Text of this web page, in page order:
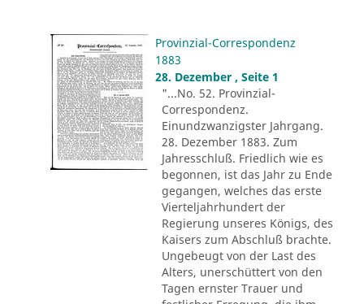
Provinzial-Correspondenz
1883
28. Dezember , Seite 1
"...No. 52. Provinzial-
Correspondenz.
Einundzwanzigster Jahrgang.
28. Dezember 1883. Zum
Jahresschluß. Friedlich wie es
begonnen, ist das Jahr zu Ende
gegangen, welches das erste
Vierteljahrhundert der
Regierung unseres Königs, des
Kaisers zum Abschluß brachte.
Ungebeugt von der Last des
Alters, unerschüttert von den
Tagen ernster Trauer und